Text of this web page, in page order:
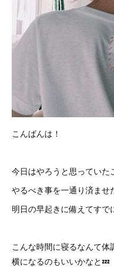
こんばんは！
今日はやろうと思っていた
やるべき事を一通り済ませ
明日の早起きに備えてす
こんな時間に寝るなんて体
横になるのもいいかなと💤